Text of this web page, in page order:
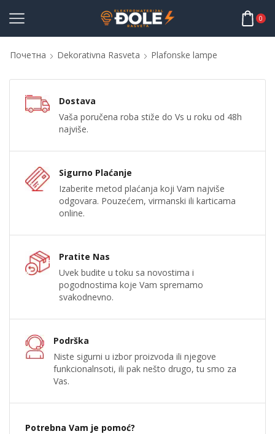
0
Почетна Dekorativna Rasveta Plafonske lampe
Dostava
Vaša poručena roba stiže do Vs u roku od 48h
najviše.
Sigurno Plaćanje
Izaberite metod plaćanja koji Vam najviše
odgovara. Pouzećem, virmanski ili karticama
online.
Pratite Nas
Uvek budite u toku sa novostima i
pogodnostima koje Vam spremamo
svakodnevno.
Podrška
Niste sigurni u izbor proizvoda ili njegove
funkcionalnsoti, ili pak nešto drugo, tu smo za
Vas.
Potrebna Vam je pomoć?